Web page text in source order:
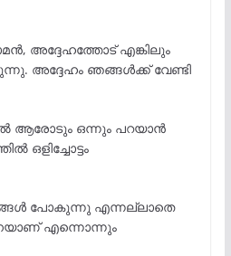
അദ്ദേഹത്തോട് എങ്കിലും
അദ്ദേഹം ഞങ്ങൾക്ക് വേണ്ടി
ആരോടും ഒന്നും പറയാൻ
ഒളിച്ചോട്ടം
പോകുന്നു എന്നല്ലാതെ
എന്നൊന്നും